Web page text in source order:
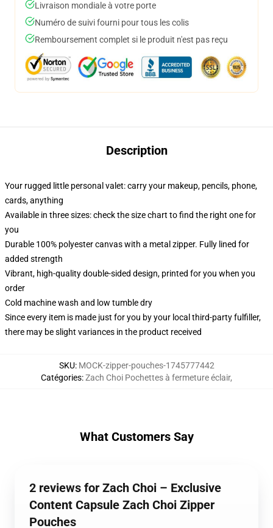
Livraison mondiale à votre porte
Numéro de suivi fourni pour tous les colis
Remboursement complet si le produit n'est pas reçu
Description
Your rugged little personal valet: carry your makeup, pencils, phone,
cards, anything
Available in three sizes: check the size chart to find the right one for
you
Durable 100% polyester canvas with a metal zipper. Fully lined for
added strength
Vibrant, high-quality double-sided design, printed for you when you
order
Cold machine wash and low tumble dry
Since every item is made just for you by your local third-party fulfiller,
there may be slight variances in the product received
SKU: MOCK-zipper-pouches-1745777442
Catégories:Zach Choi Pochettes à fermeture éclair,
What Customers Say
2 reviews for Zach Choi – Exclusive
Content Capsule Zach Choi Zipper
Pouches